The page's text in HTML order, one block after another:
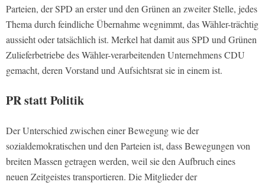
Parteien, der SPD an erster und den Grünen an zweiter Stelle, jedes
Thema durch feindliche Übernahme wegnimmt, das Wähler-trächtig
aussieht oder tatsächlich ist. Merkel hat damit aus SPD und Grünen
Zulieferbetriebe des Wähler-verarbeitenden Unternehmens CDU
gemacht, deren Vorstand und Aufsichtsrat sie in einem ist.
PR statt Politik
Der Unterschied zwischen einer Bewegung wie der
sozialdemokratischen und den Parteien ist, dass Bewegungen von
breiten Massen getragen werden, weil sie den Aufbruch eines
neuen Zeitgeistes transportieren. Die Mitglieder der